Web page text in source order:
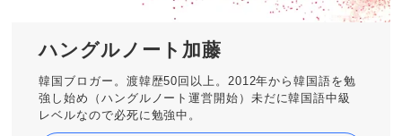
ハングルノート加藤
韓国ブロガー。渡韓歴50回以上。2012年から韓国語を勉
強し始め（ハングルノート運営開始）未だに韓国語中級
レベルなので必死に勉強中。